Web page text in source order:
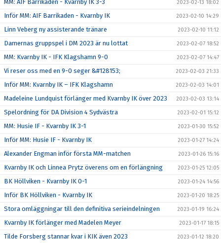
MM: AIF Barrikaden - Kvarnby IK 3-3 2023-02-13 18:02
Inför MM: AIF Barrikaden - Kvarnby IK 2023-02-10 14:29
Linn Veberg ny assisterande tränare 2023-02-10 11:12
Damernas gruppspel i DM 2023 är nu lottat 2023-02-07 18:52
MM: Kvarnby IK - IFK Klagshamn 9-0 2023-02-07 14:47
Vi reser oss med en 9-0 seger &#128153; 2023-02-03 21:33
Inför MM: Kvarnby IK – IFK Klagshamn 2023-02-03 14:01
Madeleine Lundquist förlänger med Kvarnby IK över 2023 2023-02-03 13:14
Spelordning för DA Division 4 Sydvästra 2023-02-01 15:12
MM: Husie IF - Kvarnby IK 3-1 2023-01-30 15:52
Inför MM: Husie IF - Kvarnby IK 2023-01-27 14:24
Alexander Engman inför första MM-matchen 2023-01-26 15:16
Kvarnby IK och Linnea Prytz överens om en förlängning 2023-01-25 12:05
BK Höllviken - Kvarnby IK 0-1 2023-01-24 14:56
Inför BK Höllviken - Kvarnby IK 2023-01-20 18:25
Stora omläggningar till den definitiva serieindelningen 2023-01-19 16:24
Kvarnby IK förlänger med Madelen Meyer 2023-01-17 18:15
Tilde Forsberg stannar kvar i KIK även 2023 2023-01-12 18:20